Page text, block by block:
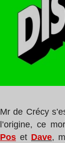
Mr de Crécy
l’origine, ce
Pos et Dave,